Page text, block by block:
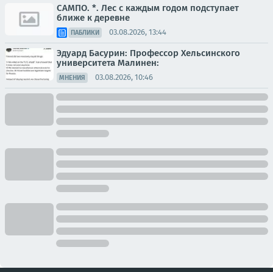
САМПО. *. Лес с каждым годом подступает
ближе к деревне
ПАБЛИКИ 03.08.2026, 13:44
Эдуард Басурин: Профессор Хельсинского
университета Малинен:
МНЕНИЯ 03.08.2026, 10:46